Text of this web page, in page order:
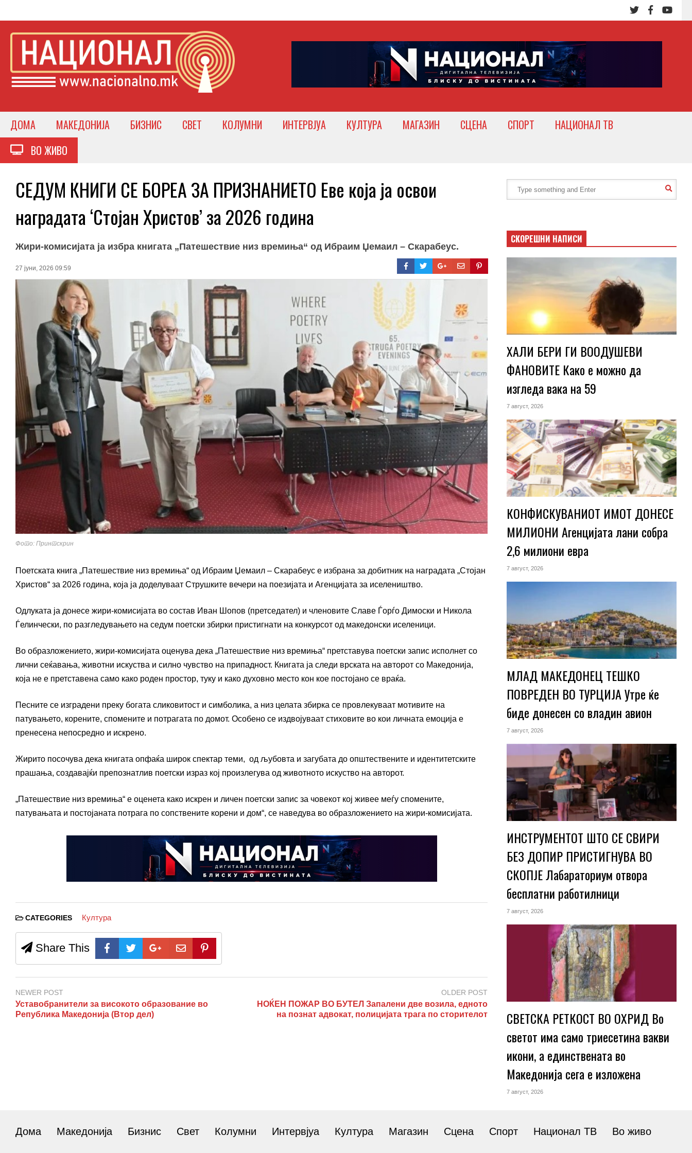
ДОМА МАКЕДОНИЈА БИЗНИС СВЕТ КОЛУМНИ ИНТЕРВЈУА КУЛТУРА МАГАЗИН СЦЕНА СПОРТ
НАЦИОНАЛ ТВ
ВО ЖИВО
СЕДУМ КНИГИ СЕ БОРЕА ЗА ПРИЗНАНИЕТО Еве која ја освои
наградата ‘Стојан Христов’ за 2026 година
Жири-комисијата ја избра книгата „Патешествие низ времиња“ од Ибраим Џемаил – Скарабеус.
27 јуни, 2026 09:59
Фото: Принтскрин
Поетската книга „Патешествие низ времиња“ од Ибраим Џемаил – Скарабеус е избрана за добитник на наградата „Стојан
Христов“ за 2026 година, која ја доделуваат Струшките вечери на поезијата и Агенцијата за иселеништво.
Одлуката ја донесе жири-комисијата во состав Иван Шопов (претседател) и членовите Славе Ѓорѓо Димоски и Никола
Ѓелинчески, по разгледувањето на седум поетски збирки пристигнати на конкурсот од македонски иселеници.
Во образложението, жири-комисијата оценува дека „Патешествие низ времиња“ претставува поетски запис исполнет со
лични сеќавања, животни искуства и силно чувство на припадност. Книгата ја следи врската на авторот со Македонија,
која не е претставена само како роден простор, туку и како духовно место кон кое постојано се враќа.
Песните се изградени преку богата сликовитост и симболика, а низ целата збирка се провлекуваат мотивите на
патувањето, корените, спомените и потрагата по домот. Особено се издвојуваат стиховите во кои личната емоција е
пренесена непосредно и искрено.
Жирито посочува дека книгата опфаќа широк спектар теми, од љубовта и загубата до општествените и идентитетските
прашања, создавајќи препознатлив поетски израз кој произлегува од животното искуство на авторот.
„Патешествие низ времиња“ е оценета како искрен и личен поетски запис за човекот кој живее меѓу спомените,
патувањата и постојаната потрага по сопствените корени и дом“, се наведува во образложението на жири-комисијата.
CATEGORIES Култура
Share This
NEWER POST
Уставобранители за високото образование во
Република Македонија (Втор дел)
OLDER POST
НОЌЕН ПОЖАР ВО БУТЕЛ Запалени две возила, едното
на познат адвокат, полицијата трага по сторителот
СКОРЕШНИ НАПИСИ
ХАЛИ БЕРИ ГИ ВООДУШЕВИ
ФАНОВИТЕ Како е можно да
изгледа вака на 59
7 август, 2026
КОНФИСКУВАНИОТ ИМОТ ДОНЕСЕ
МИЛИОНИ Агенцијата лани собра
2,6 милиони евра
7 август, 2026
МЛАД МАКЕДОНЕЦ ТЕШКО
ПОВРЕДЕН ВО ТУРЦИЈА Утре ќе
биде донесен со владин авион
7 август, 2026
ИНСТРУМЕНТОТ ШТО СЕ СВИРИ
БЕЗ ДОПИР ПРИСТИГНУВА ВО
СКОПЈЕ Лабараториум отвора
бесплатни работилници
7 август, 2026
СВЕТСКА РЕТКОСТ ВО ОХРИД Во
светот има само триесетина вакви
икони, а единствената во
Македонија сега е изложена
7 август, 2026
Дома Македонија Бизнис Свет Колумни Интервјуа Култура Магазин Сцена Спорт Национал ТВ Во живо